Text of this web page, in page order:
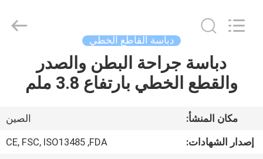
حول
دباسة القاطع الخطي
دباسة جراحة البطن والصدر
والقطع الخطي بارتفاع 3.8 ملم
مكان المنشأ:
الصين
إصدار الشهادات:
CE, FSC, ISO13485 ,FDA